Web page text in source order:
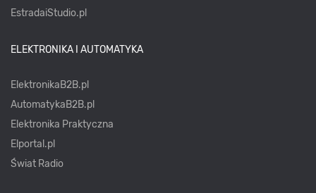
EstradaiStudio.pl
ELEKTRONIKA I AUTOMATYKA
ElektronikaB2B.pl
AutomatykaB2B.pl
Elektronika Praktyczna
Elportal.pl
Świat Radio